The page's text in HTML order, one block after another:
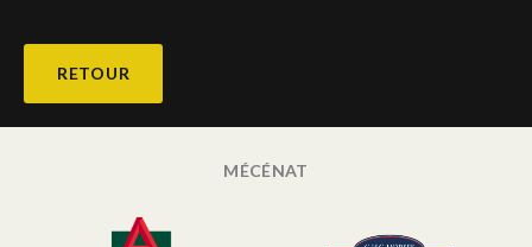
RETOUR
MÉCÉNAT